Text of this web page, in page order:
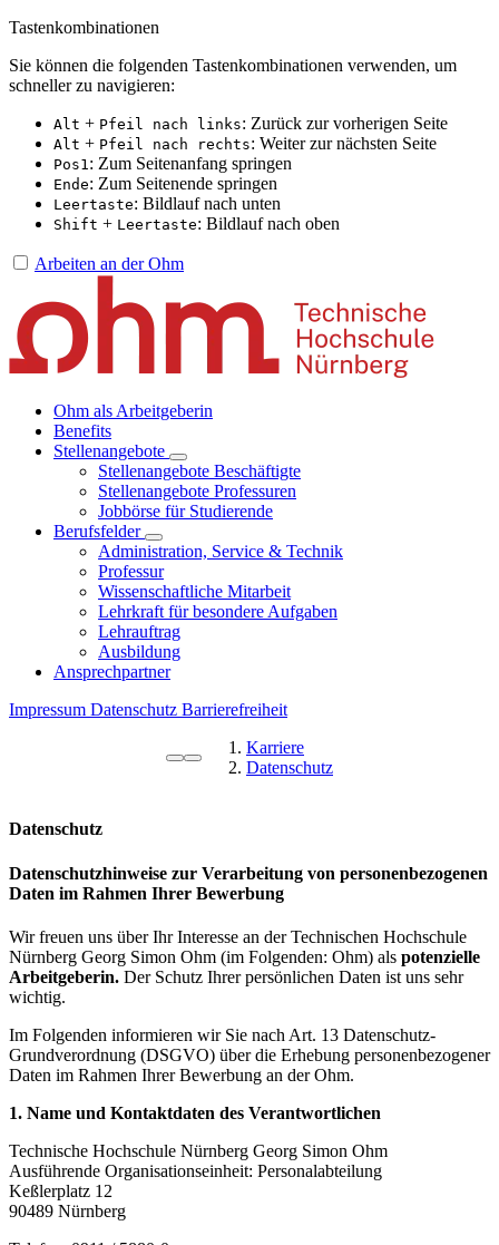
Tastenkombinationen
Sie können die folgenden Tastenkombinationen verwenden, um
schneller zu navigieren:
Alt + Pfeil nach links: Zurück zur vorherigen Seite
Alt + Pfeil nach rechts: Weiter zur nächsten Seite
Pos1: Zum Seitenanfang springen
Ende: Zum Seitenende springen
Leertaste: Bildlauf nach unten
Shift + Leertaste: Bildlauf nach oben
Arbeiten an der Ohm
Ohm als Arbeitgeberin
Benefits
Stellenangebote
Stellenangebote Beschäftigte
Stellenangebote Professuren
Jobbörse für Studierende
Berufsfelder
Administration, Service & Technik
Professur
Wissenschaftliche Mitarbeit
Lehrkraft für besondere Aufgaben
Lehrauftrag
Ausbildung
Ansprechpartner
Impressum Datenschutz Barrierefreiheit
Karriere
Datenschutz
Datenschutz
Datenschutzhinweise zur Verarbeitung von personenbezogenen
Daten im Rahmen Ihrer Bewerbung
Wir freuen uns über Ihr Interesse an der Technischen Hochschule
Nürnberg Georg Simon Ohm (im Folgenden: Ohm) als potenzielle
Arbeitgeberin. Der Schutz Ihrer persönlichen Daten ist uns sehr
wichtig.
Im Folgenden informieren wir Sie nach Art. 13 Datenschutz-
Grundverordnung (DSGVO) über die Erhebung personenbezogener
Daten im Rahmen Ihrer Bewerbung an der Ohm.
1. Name und Kontaktdaten des Verantwortlichen
Technische Hochschule Nürnberg Georg Simon Ohm
Ausführende Organisationseinheit: Personalabteilung
Keßlerplatz 12
90489 Nürnberg